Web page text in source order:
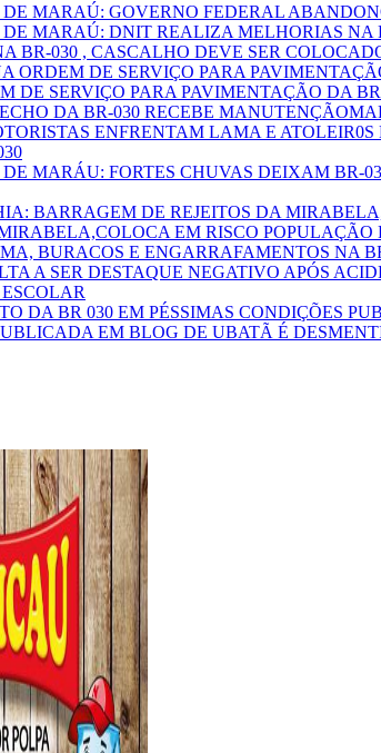
BR-030 , CASCALHO DEVE SER
DE SERVIÇO PARA PAVIMENTAÇÃO DA
EM RISCO
EM BLOG DE UBATÃ É